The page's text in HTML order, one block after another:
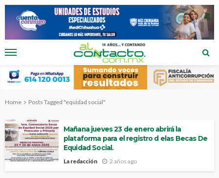
Home Posts Tagged "equidad social"
Mañana jueves 23 de enero abrirá la
plataforma para el registro d elas Becas De
Equidad Social.
La redacción 2 años ago